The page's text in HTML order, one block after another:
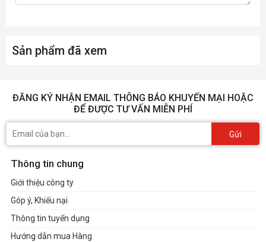
Sản phẩm đã xem
ĐĂNG KÝ NHẬN EMAIL THÔNG BÁO KHUYẾN MẠI HOẶC
ĐỂ ĐƯỢC TƯ VẤN MIỄN PHÍ
Gửi
Thông tin chung
Giới thiệu công ty
Góp ý, Khiếu nại
Thông tin tuyển dụng
Hướng dẫn mua Hàng